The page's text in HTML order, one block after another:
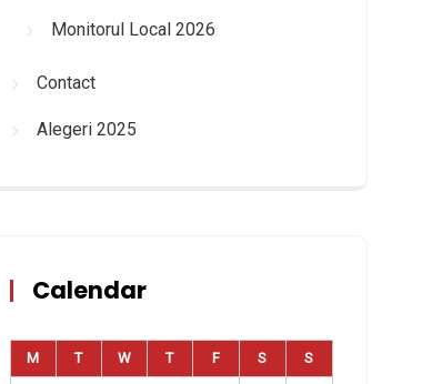
Monitorul Local 2026
Contact
Alegeri 2025
Calendar
M T W T F S S